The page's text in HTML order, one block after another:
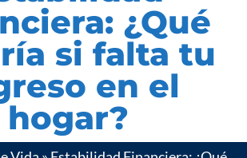
¿Qué
si falta tu
en el
hogar?